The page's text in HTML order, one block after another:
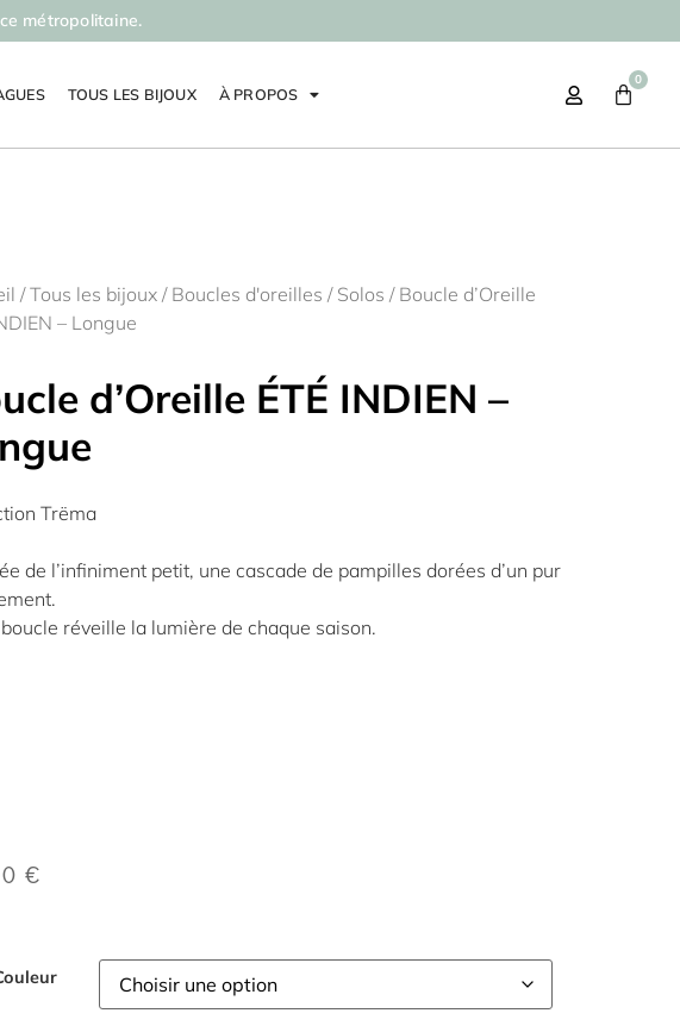
métropolitaine.
TOUS LES BIJOUX À PROPOS
0
/Tous les bijoux / Boucles d'oreilles / Solos / Boucle d’Oreille
– Longue
d’Oreille ÉTÉ INDIEN –
Trëma
de l’infiniment petit, une cascade de pampilles dorées d’un pur
réveille la lumière de chaque saison.
€